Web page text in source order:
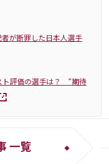
が断罪した日本人選手
ト評価の選手は？ “期待
一覧